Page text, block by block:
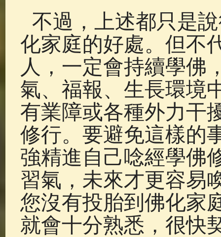
不過，上述都只是
化家庭的好處。但不
人，一定會持續學佛
氣、福報、生長環境
有業障或各種外力干
修行。要避免這樣的
強精進自己唸經學佛
習氣，未來才更容易
您沒有投胎到佛化家
就會十分熟悉，很快